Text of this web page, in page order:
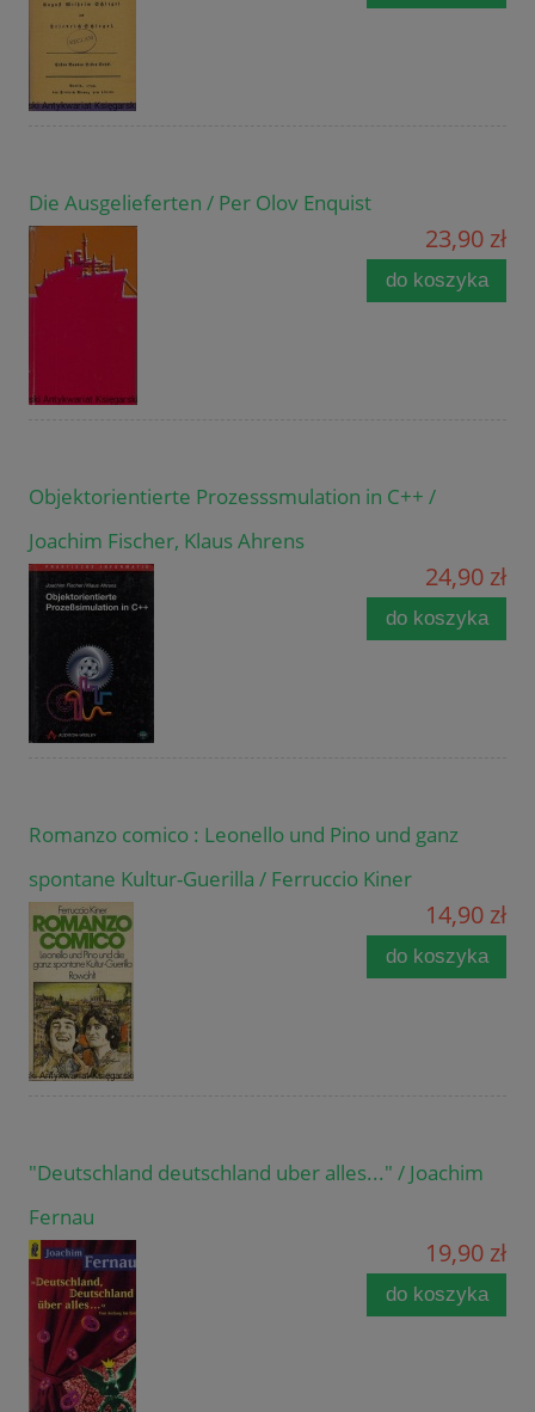
Die Ausgelieferten / Per Olov Enquist
23,90 zł
do koszyka
Objektorientierte Prozesssmulation in C++ /
Joachim Fischer, Klaus Ahrens
24,90 zł
do koszyka
Romanzo comico : Leonello und Pino und ganz
spontane Kultur-Guerilla / Ferruccio Kiner
14,90 zł
do koszyka
"Deutschland deutschland uber alles..." / Joachim
Fernau
19,90 zł
do koszyka